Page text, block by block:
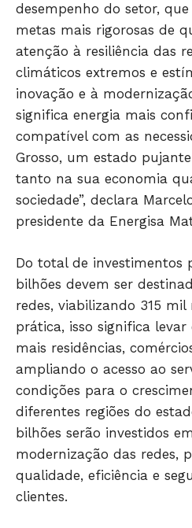
desempenho do setor,
metas mais rigorosas de
atenção à resiliência das
climáticos extremos e
inovação e à
significa energia mais
compatível com as
Grosso, um estado
tanto na sua economia
sociedade”, declara
presidente da Energisa
Do total de investimentos
bilhões devem ser
redes, viabilizando 315 mil
prática, isso significa
mais residências,
ampliando o acesso ao
condições para o
diferentes regiões do
bilhões serão investidos
modernização das redes,
qualidade, eficiência e
clientes.